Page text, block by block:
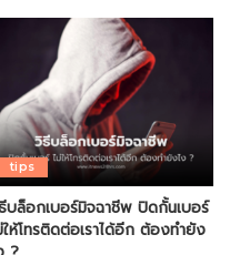
tips
บล็อกเบอร์มิจฉาชีพ ปิดกั้นเบอร์
ให้โทรติดต่อเราได้อีก ต้องทำยัง